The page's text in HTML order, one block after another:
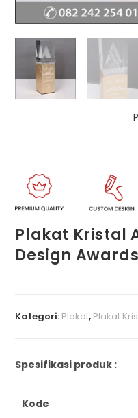
Plakat Kristal
Design Awards
Kategori: Plakat, Plakat
Spesifikasi produk :
Kode